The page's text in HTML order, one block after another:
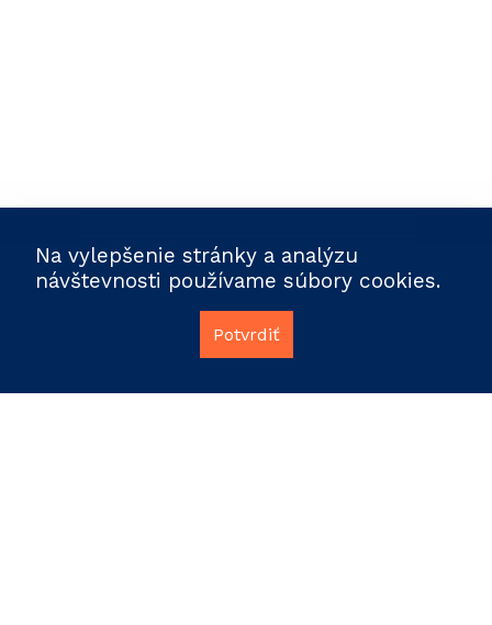
Na vylepšenie stránky a analýzu
návštevnosti používame súbory cookies.
Potvrdiť